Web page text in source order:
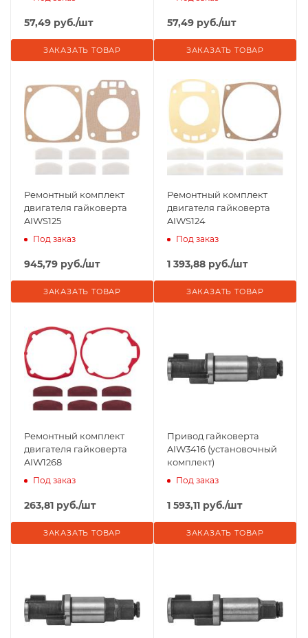
57,49 руб./шт
ЗАКАЗАТЬ ТОВАР
57,49 руб./шт
ЗАКАЗАТЬ ТОВАР
Ремонтный комплект
двигателя гайковерта
AIWS125
Под заказ
945,79 руб./шт
ЗАКАЗАТЬ ТОВАР
Ремонтный комплект
двигателя гайковерта
AIWS124
Под заказ
1 393,88 руб./шт
ЗАКАЗАТЬ ТОВАР
Ремонтный комплект
двигателя гайковерта
AIW1268
Под заказ
263,81 руб./шт
ЗАКАЗАТЬ ТОВАР
Привод гайковерта
AIW3416 (установочный
комплект)
Под заказ
1 593,11 руб./шт
ЗАКАЗАТЬ ТОВАР